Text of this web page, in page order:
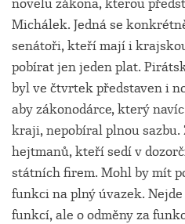
novelu zákona, kterou
Michálek. Jedná se
senátoři, kteří mají i
pobírat jen jeden plat.
byl ve čtvrtek představen i
aby zákonodárce, který
kraji, nepobíral plnou
hejtmanů, kteří sedí v
státních firem. Mohl by mít
funkci na plný úvazek.
funkcí, ale o odměny za